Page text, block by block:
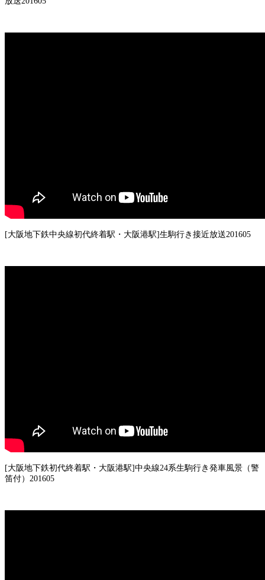
[大阪地下鉄中央線初代終着駅・大阪港駅]生駒行き接近放送201605
[大阪地下鉄初代終着駅・大阪港駅]中央線24系生駒行き発車風景（警
笛付）201605